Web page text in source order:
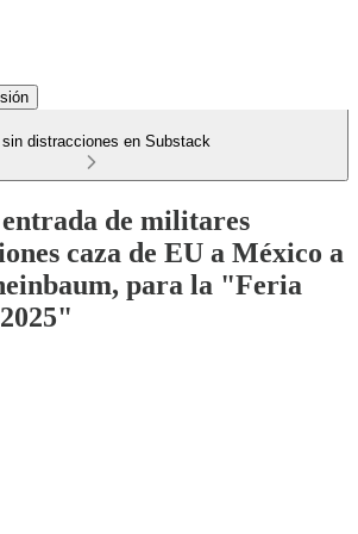
sin distracciones en Substack
entrada de militares
caza de EU a México a
para la "Feria